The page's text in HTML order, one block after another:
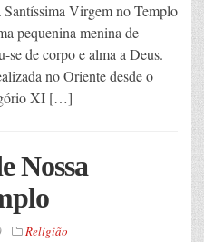
Virgem no Templo
pequenina menina de
se de corpo e alma a Deus.
no Oriente desde o
XI […]
Nossa
Religião